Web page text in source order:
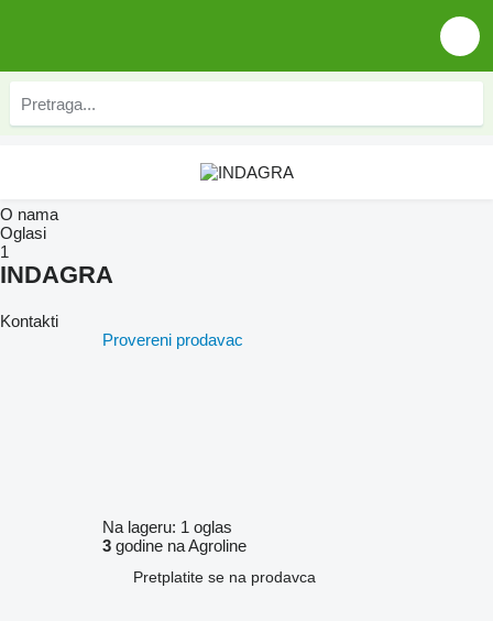
O nama
Oglasi
1
INDAGRA
Kontakti
Provereni prodavac
Na lageru: 1 oglas
3 godine na Agroline
Pretplatite se na prodavca